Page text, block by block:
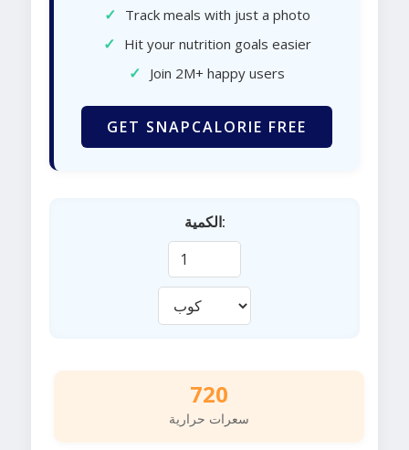
✓ Track meals with just a photo
✓ Hit your nutrition goals easier
✓ Join 2M+ happy users
GET SNAPCALORIE FREE
الكمية:
720
سعرات حرارية